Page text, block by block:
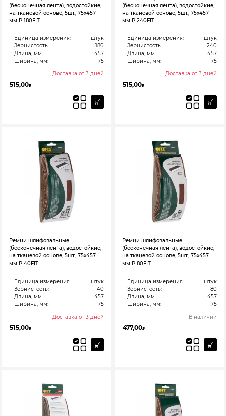
(бесконечная лента), водостойкие,
на тканевой основе, 5шт., 75х457
мм Р 180FIT
Единица измерения:
штук
Зернистость:
180
Длина, мм:
457
Ширина, мм:
75
Доставка от 3 дней
515,00₽
(бесконечная лента), водостойкие,
на тканевой основе, 5шт., 75х457
мм Р 240FIT
Единица измерения:
штук
Зернистость:
240
Длина, мм:
457
Ширина, мм:
75
Доставка от 3 дней
515,00₽
Ремни шлифовальные
(бесконечная лента), водостойкие,
на тканевой основе, 5шт., 75х457
мм Р 40FIT
Единица измерения:
штук
Зернистость:
40
Длина, мм:
457
Ширина, мм:
75
Доставка от 3 дней
515,00₽
Ремни шлифовальные
(бесконечная лента), водостойкие,
на тканевой основе, 5шт., 75х457
мм Р 80FIT
Единица измерения:
штук
Зернистость:
80
Длина, мм:
457
Ширина, мм:
75
В наличии
477,00₽